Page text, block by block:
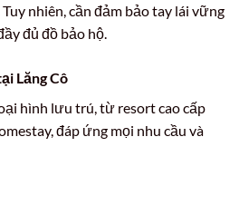
Tuy nhiên, cần đảm bảo tay lái vững
đủ đồ bảo hộ.
Lăng Cô
hình lưu trú, từ resort cao cấp
đáp ứng mọi nhu cầu và